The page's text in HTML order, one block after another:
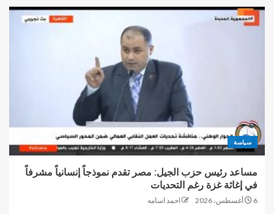
سياسة
مساعد رئيس حزب الجيل: مصر تقدم نموذجاً إنسانياً مشرفاً
في إغاثة غزة رغم التحديات
6 أغسطس، 2026 احمد اسامه